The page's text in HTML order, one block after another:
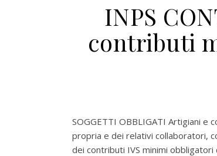
INPS
contributi
SOGGETTI OBBLIGATI Artigiani e
propria e dei relativi collaboratori,
dei contributi IVS minimi